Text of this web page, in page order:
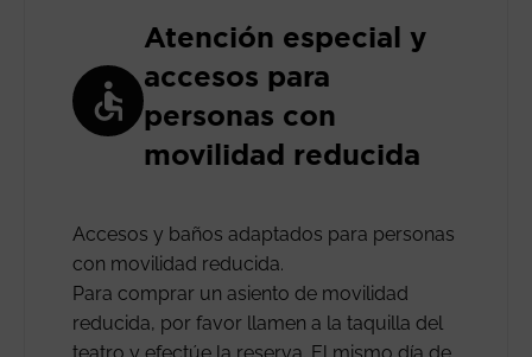
Atención especial y
accesos para
personas con
movilidad reducida
Accesos y baños adaptados para personas
con movilidad reducida.
Para comprar un asiento de movilidad
reducida, por favor llamen a la taquilla del